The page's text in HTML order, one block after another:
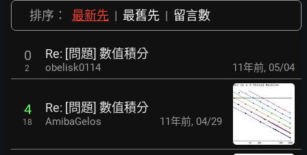
排序： 最新先 | 最舊先 | 留言數
0
2
Re: [問題] 數值積分
obelisk0114 11年前, 05/04
4
18
Re: [問題] 數值積分
AmibaGelos 11年前, 04/29